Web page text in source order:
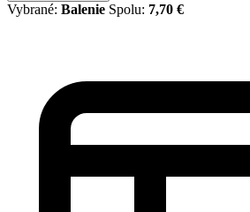
Vybrané: Balenie Spolu: 7,70 €